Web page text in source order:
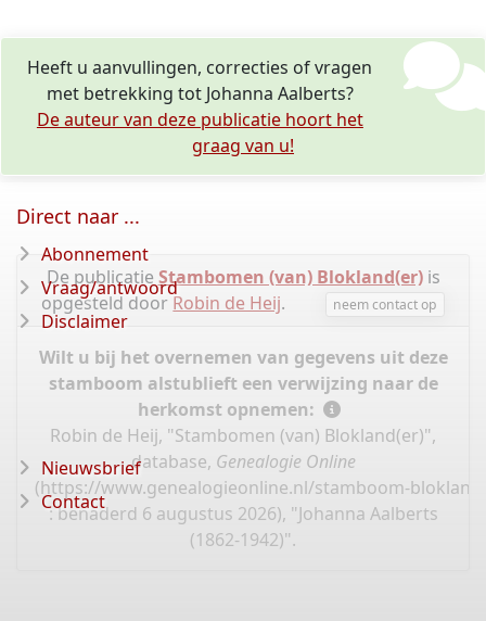
Heeft u aanvullingen, correcties of vragen
met betrekking tot Johanna Aalberts?
De auteur van deze publicatie hoort het
graag van u!
De publicatie Stambomen (van) Blokland(er)is
opgesteld door Robin de Heij. neem contact op
Wilt u bij het overnemen van gegevens uit deze
stamboom alstublieft een verwijzing naar de
herkomst opnemen:
Robin de Heij, "Stambomen (van) Blokland(er)",
database, Genealogie Online
(https://www.genealogieonline.nl/stamboom-
: benaderd 6 augustus 2026), "Johanna Aalberts
(1862-1942)".
Direct naar ...
Abonnement
Vraag/antwoord
Disclaimer
Nieuwsbrief
Contact